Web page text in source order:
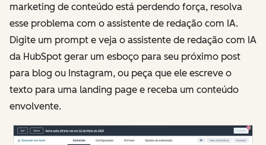
marketing de conteúdo está perdendo força, resolva
esse problema com o assistente de redação com IA.
Digite um prompt e veja o assistente de redação com IA
da HubSpot gerar um esboço para seu próximo post
para blog ou Instagram, ou peça que ele escreve o
texto para uma landing page e receba um conteúdo
envolvente.